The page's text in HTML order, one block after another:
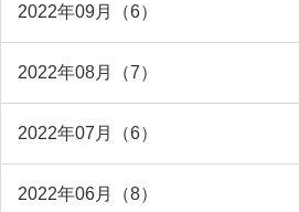
2022年09月（6）
2022年08月（7）
2022年07月（6）
2022年06月（8）